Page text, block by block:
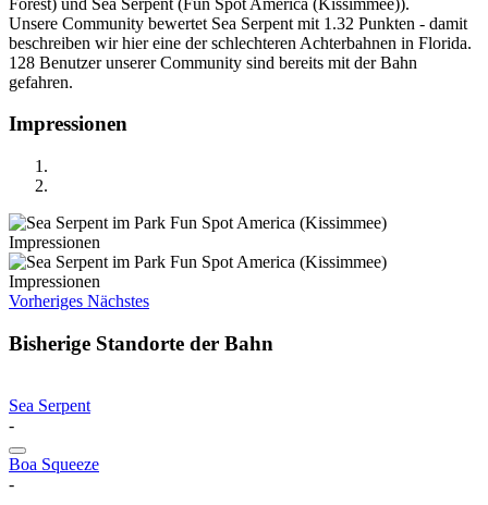
Unsere Community bewertet Sea Serpent mit 1.32 Punkten - damit
beschreiben wir hier eine der schlechteren Achterbahnen in Florida.
128 Benutzer unserer Community sind bereits mit der Bahn
gefahren.
Impressionen
Vorheriges Nächstes
Bisherige Standorte der Bahn
Sea Serpent
-
Boa Squeeze
-